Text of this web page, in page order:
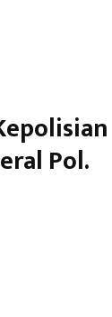
Pol.